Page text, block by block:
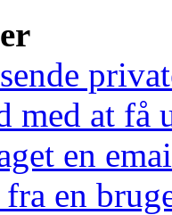
med at få
en
en